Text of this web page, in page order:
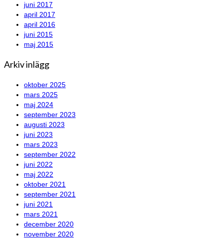
juni 2017
april 2017
april 2016
juni 2015
maj 2015
Arkiv inlägg
oktober 2025
mars 2025
maj 2024
september 2023
augusti 2023
juni 2023
mars 2023
september 2022
juni 2022
maj 2022
oktober 2021
september 2021
juni 2021
mars 2021
december 2020
november 2020